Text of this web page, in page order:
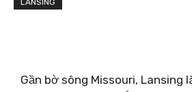
LANSING
Gần bờ sông Missouri, Lansing